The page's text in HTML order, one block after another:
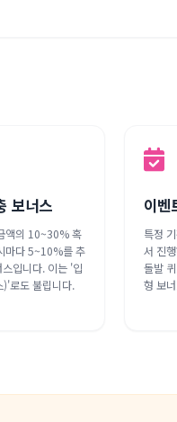
보너스
액의 10~30% 혹
마다 5~10%를 추
입니다. 이는 '입
)'로도 불립니다.
이벤
특정
서 진
돌발
형 보